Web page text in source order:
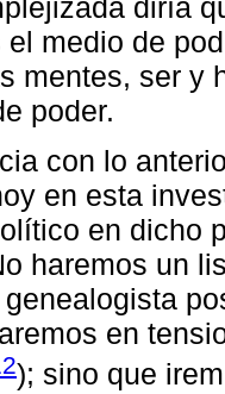
diría
medio de
mentes, ser y
poder.
con lo
en esta
en dicho
haremos un
en
); sino que